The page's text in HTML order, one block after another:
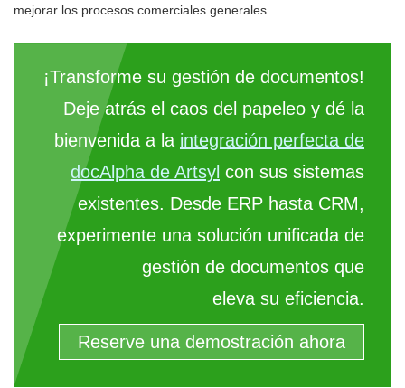
mejorar los procesos comerciales generales.
¡Transforme su gestión de documentos!
Deje atrás el caos del papeleo y dé la
bienvenida a la integración perfecta de
docAlpha de Artsyl con sus sistemas
existentes. Desde ERP hasta CRM,
experimente una solución unificada de
gestión de documentos que
eleva su eficiencia.
Reserve una demostración ahora